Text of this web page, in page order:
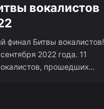
вокалистов
финал Битвы вокалистов!
2022 года. 11
прошедших...